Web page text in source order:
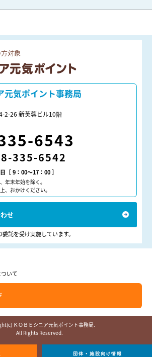
対象
イント
元気ポイント事務局
2-26 新芙蓉ビル10階
6543
335-6542
9：00～17：00 ］
年末年始を除く。
、おかけください。
せ
託を受け実施しています。
いて
ＫＯＢＥシニア元気ポイント事務局.
All Rights Reserved.